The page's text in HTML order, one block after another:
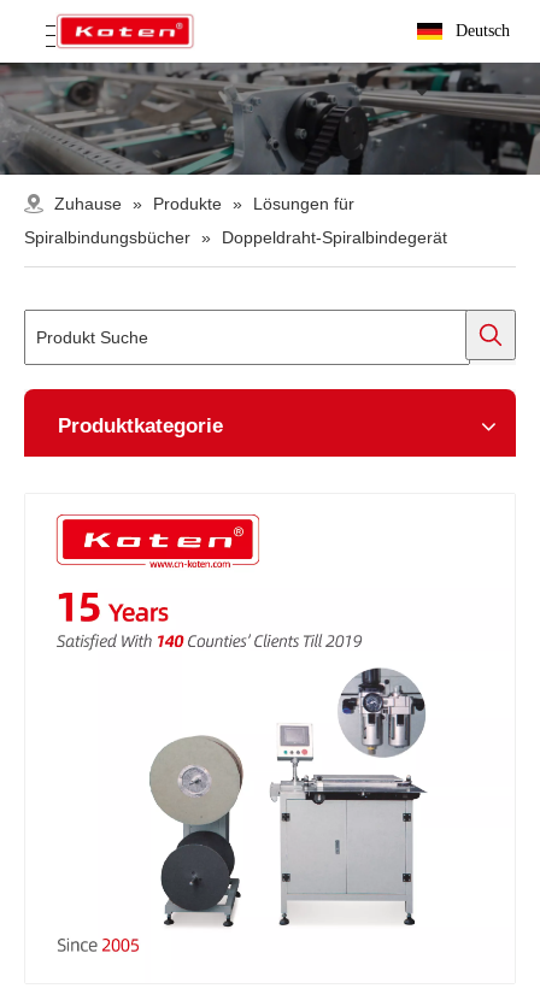
Deutsch
Zuhause » Produkte »
Lösungen für
Spiralbindungsbücher » Doppeldraht-Spiralbindegerät
Produktkategorie